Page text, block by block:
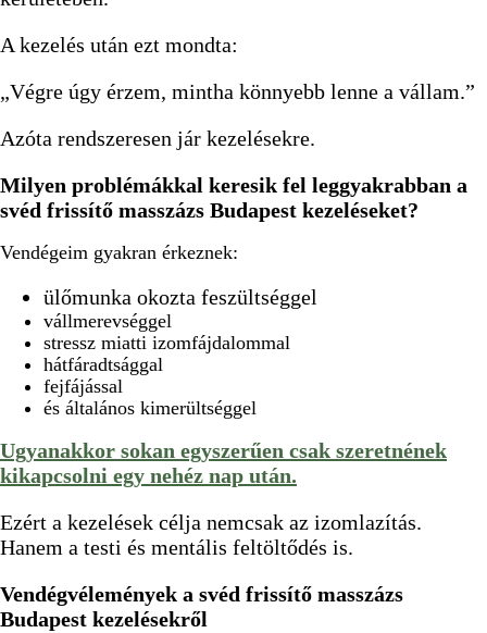
A kezelés után ezt mondta:
„Végre úgy érzem, mintha könnyebb lenne a vállam.”
Azóta rendszeresen jár kezelésekre.
Milyen problémákkal keresik fel leggyakrabban a
svéd frissítő masszázs Budapest kezeléseket?
Vendégeim gyakran érkeznek:
ülőmunka okozta feszültséggel
vállmerevséggel
stressz miatti izomfájdalommal
hátfáradtsággal
fejfájással
és általános kimerültséggel
Ugyanakkor sokan egyszerűen csak szeretnének
kikapcsolni egy nehéz nap után.
Ezért a kezelések célja nemcsak az izomlazítás.
Hanem a testi és mentális feltöltődés is.
Vendégvélemények a svéd frissítő masszázs
Budapest kezelésekről